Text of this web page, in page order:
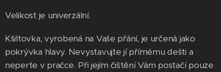
Velikost je univerzální.
Kšiltovka, vyrobená na Vaše přání, je určená jako
pokrývka hlavy. Nevystavujte jí přímému dešti a
neperte v pračce. Při jejím čištění Vám postačí pouze